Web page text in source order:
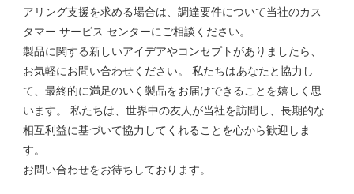
アリング支援を求める場合は、調達要件について当社のカス
タマー サービス センターにご相談ください。
製品に関する新しいアイデアやコンセプトがありましたら、
お気軽にお問い合わせください。 私たちはあなたと協力し
て、最終的に満足のいく製品をお届けできることを嬉しく思
います。 私たちは、世界中の友人が当社を訪問し、長期的な
相互利益に基づいて協力してくれることを心から歓迎しま
す。